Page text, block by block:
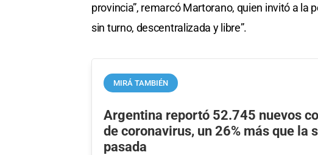
provincia”, remarcó Martorano, quien invitó a la
sin turno, descentralizada y libre”.
MIRÁ TAMBIÉN
Argentina reportó 52.745 nuevos
de coronavirus, un 26% más que la
pasada